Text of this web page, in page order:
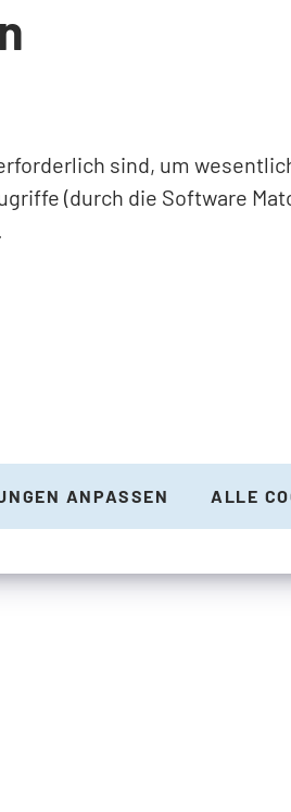
sind, um
(durch die Software
ANPASSEN ALLE